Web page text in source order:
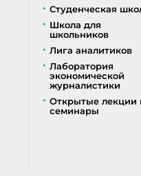
Студенческая
Школа для
школьников
Лига аналитиков
Лаборатория
экономической
журналистики
Открытые лекции
семинары